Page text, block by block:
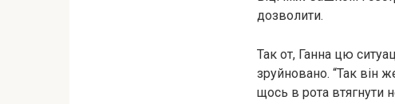
дозволити.
Так от, Ганна цю
зруйновано. “Так він
щось в рота втягнути